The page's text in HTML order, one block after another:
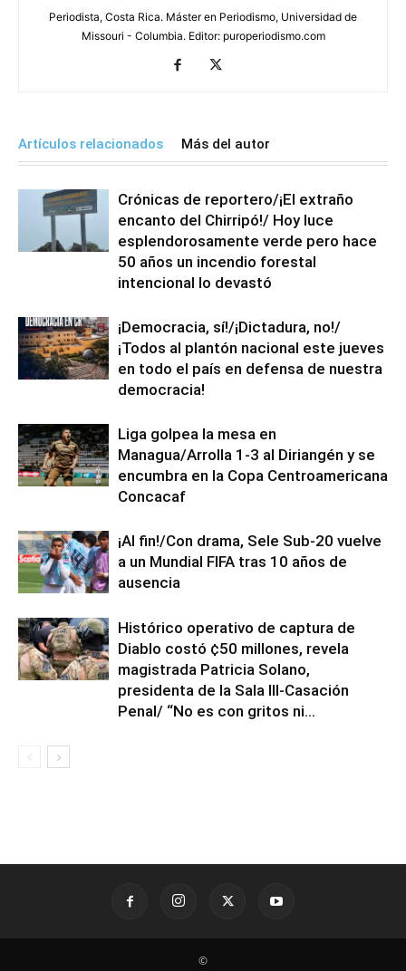
Periodista, Costa Rica. Máster en Periodismo, Universidad de
Missouri - Columbia. Editor: puroperiodismo.com
Artículos relacionados Más del autor
Crónicas de reportero/¡El extraño
encanto del Chirripó!/ Hoy luce
esplendorosamente verde pero hace
50 años un incendio forestal
intencional lo devastó
¡Democracia, sí!/¡Dictadura, no!/
¡Todos al plantón nacional este jueves
en todo el país en defensa de nuestra
democracia!
Liga golpea la mesa en
Managua/Arrolla 1-3 al Diriangén y se
encumbra en la Copa Centroamericana
Concacaf
¡Al fin!/Con drama, Sele Sub-20 vuelve
a un Mundial FIFA tras 10 años de
ausencia
Histórico operativo de captura de
Diablo costó ¢50 millones, revela
magistrada Patricia Solano,
presidenta de la Sala III-Casación
Penal/ “No es con gritos ni...
©